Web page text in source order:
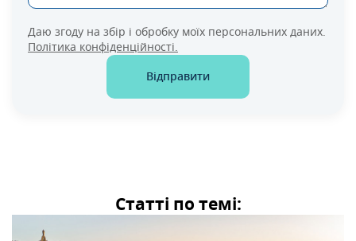
Даю згоду на збір і обробку моїх персональних даних.
Політика конфіденційності.
Відправити
Статті по темі: